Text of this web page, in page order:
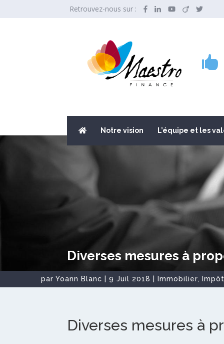
Retrouvez-nous sur :

Notre vision L’équipe et les
Diverses mesures à
par Yoann Blanc 9 Juil 2018 Immobilier, Impôt
Diverses mesures à